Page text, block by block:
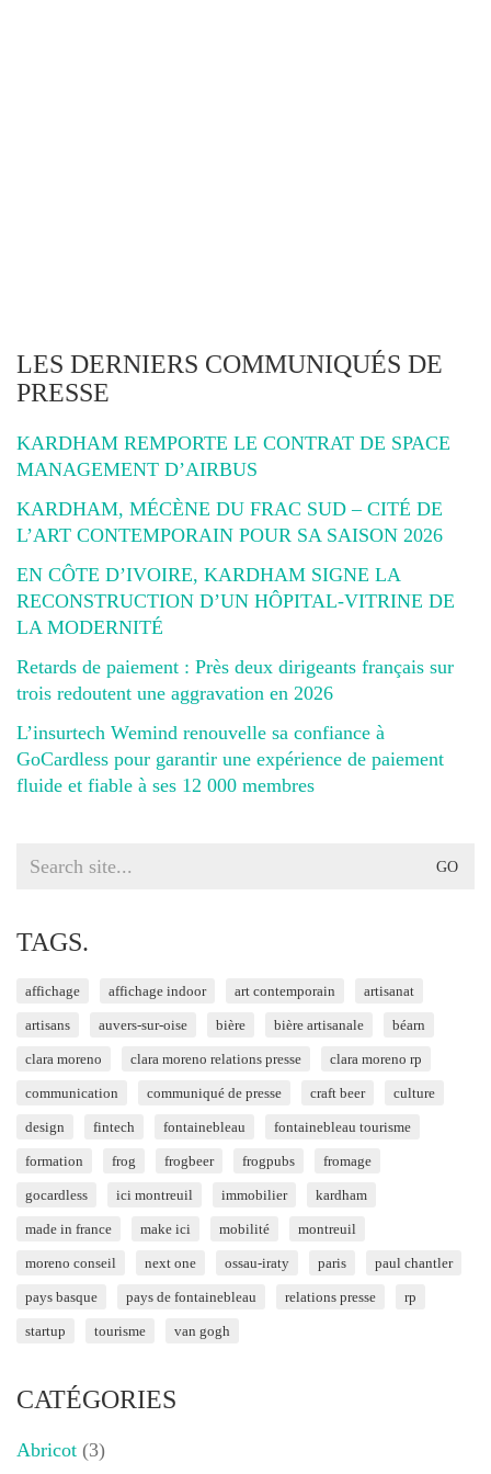
LES DERNIERS COMMUNIQUÉS DE
PRESSE
KARDHAM REMPORTE LE CONTRAT DE SPACE
MANAGEMENT D’AIRBUS
KARDHAM, MÉCÈNE DU FRAC SUD – CITÉ DE
L’ART CONTEMPORAIN POUR SA SAISON 2026
EN CÔTE D’IVOIRE, KARDHAM SIGNE LA
RECONSTRUCTION D’UN HÔPITAL-VITRINE DE
LA MODERNITÉ
Retards de paiement : Près deux dirigeants français sur
trois redoutent une aggravation en 2026
L’insurtech Wemind renouvelle sa confiance à
GoCardless pour garantir une expérience de paiement
fluide et fiable à ses 12 000 membres
Search
TAGS.
affichage affichage indoor art contemporain artisanat
artisans auvers-sur-oise bière bière artisanale béarn
clara moreno clara moreno relations presse clara moreno rp
communication communiqué de presse craft beer culture
design fintech fontainebleau fontainebleau tourisme
formation frog frogbeer frogpubs fromage
gocardless ici montreuil immobilier kardham
made in france make ici mobilité montreuil
moreno conseil next one ossau-iraty paris paul chantler
pays basque pays de fontainebleau relations presse rp
startup tourisme van gogh
CATÉGORIES
Abricot (3)